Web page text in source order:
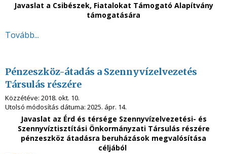
Javaslat a Csibészek, Fiatalokat Támogató Alapítvány
támogatására
Tovább...
Pénzeszköz-átadás a Szennyvízelvezetés
Társulás részére
Közzétéve: 2018. okt. 10.
Utolsó módosítás dátuma: 2025. ápr. 14.
Javaslat az Érd és térsége Szennyvízelvezetési- és
Szennyvíztisztítási Önkormányzati Társulás részére
pénzeszköz átadásra beruházások megvalósítása
céljából